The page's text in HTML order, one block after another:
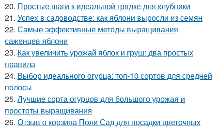
20. Простые шаги к идеальной грядке для клубники
21. Успех в садоводстве: как яблони выросли из семян
22. Самые эффективные методы выращивания
саженцев яблони
23. Как увеличить урожай яблок и груш: два простых
правила
24. Выбор идеального огурца: топ-10 сортов для средней
полосы
25. Лучшие сорта огурцов для большого урожая и
простоты выращивания
26. Отзыв о корзина Поли Сад для посадки цветочных